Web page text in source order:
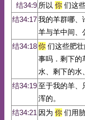
结34:9 所以 你们这
结34:17我的羊群哪、
羊与羊中间、
结34:18你们这些肥壮
事吗．剩下的
水、剩下的水、
结34:19至于我的羊、
浑的。
结34:21 因为 你们用